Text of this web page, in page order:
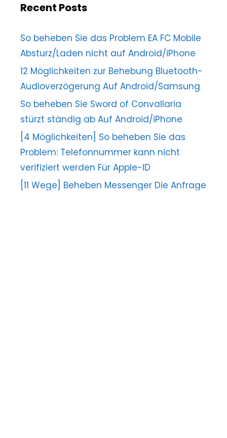
Recent Posts
So beheben Sie das Problem EA FC Mobile
Absturz/Laden nicht auf Android/iPhone
12 Möglichkeiten zur Behebung Bluetooth-
Audioverzögerung Auf Android/Samsung
So beheben Sie Sword of Convallaria
stürzt ständig ab Auf Android/iPhone
[4 Möglichkeiten] So beheben Sie das
Problem: Telefonnummer kann nicht
verifiziert werden Für Apple-ID
[11 Wege] Beheben Messenger Die Anfrage